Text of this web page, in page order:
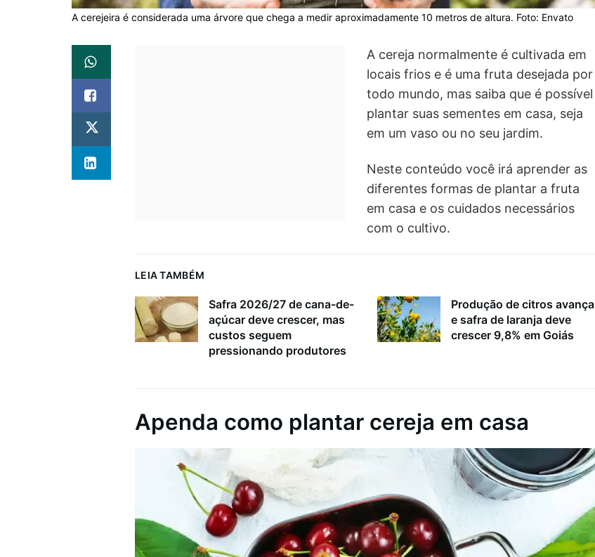
A cerejeira é considerada uma árvore que chega a medir aproximadamente 10 metros de altura. Foto: Envato
A cereja normalmente é cultivada em
locais frios e é uma fruta desejada por
todo mundo, mas saiba que é possível
plantar suas sementes em casa, seja
em um vaso ou no seu jardim.
Neste conteúdo você irá aprender as
diferentes formas de plantar a fruta
em casa e os cuidados necessários
com o cultivo.
LEIA TAMBÉM
Safra 2026/27 de cana-de-
açúcar deve crescer, mas
custos seguem
pressionando produtores
Produção de citros avança
e safra de laranja deve
crescer 9,8% em Goiás
Apenda como plantar cereja em casa